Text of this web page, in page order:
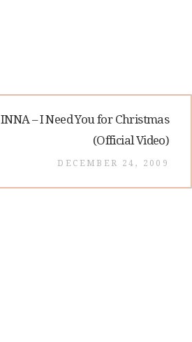
INNA – I Need You for Christmas
(Official Video)
DECEMBER 24, 2009